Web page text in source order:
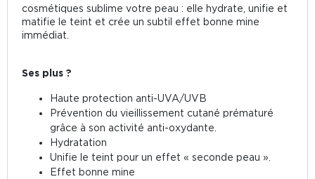
cosmétiques sublime votre peau : elle hydrate, unifie et
matifie le teint et crée un subtil effet bonne mine
immédiat.
Ses plus ?
Haute protection anti-UVA/UVB
Prévention du vieillissement cutané prématuré
grâce à son activité anti-oxydante.
Hydratation
Unifie le teint pour un effet « seconde peau ».
Effet bonne mine